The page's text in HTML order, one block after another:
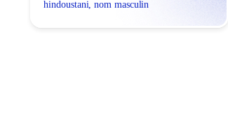
hindoustani, nom masculin